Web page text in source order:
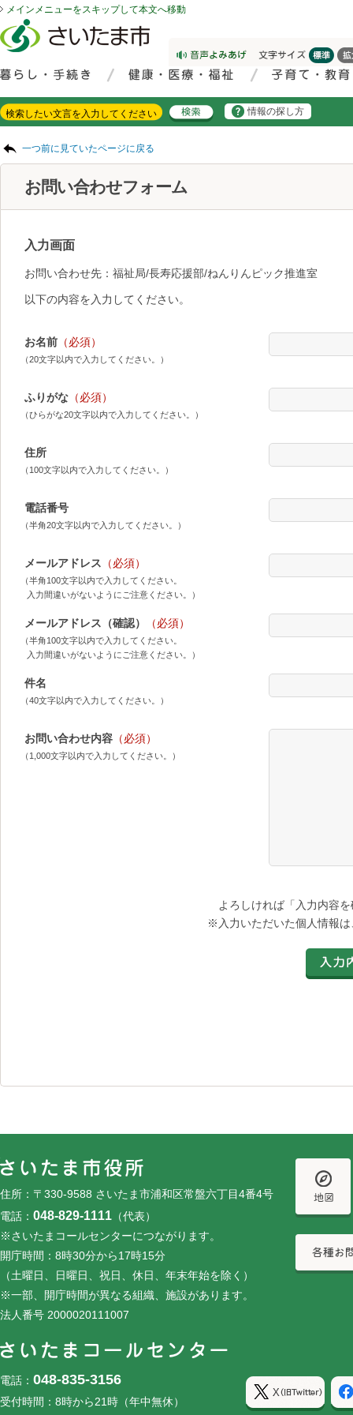
メインメニューをスキップして本文へ移動
情報の探し方
一つ前に見ていたページに戻る
お問い合わせフォーム
入力画面
お問い合わせ先：福祉局/長寿応援部/ねんりんピック推進室
以下の内容を入力してください。
お名前 （必須）
（20文字以内で入力してください。）
ふりがな （必須）
（ひらがな20文字以内で入力してください。）
住所
（100文字以内で入力してください。）
電話番号
（半角20文字以内で入力してください。）
メールアドレス （必須）
（半角100文字以内で入力してください。
入力間違いがないようにご注意ください。）
メールアドレス（確認） （必須）
（半角100文字以内で入力してください。
入力間違いがないようにご注意ください。）
件名
（40文字以内で入力してください。）
お問い合わせ内容 （必須）
（1,000文字以内で入力してください。）
よろしければ「入力内容
※入力いただいた個人情報
住所：〒330-9588 さいたま市浦和区常盤六丁目4番4号
電話： 048-829-1111 （代表）
※さいたまコールセンターにつながります。
開庁時間：8時30分から17時15分
（土曜日、日曜日、祝日、休日、年末年始を除く）
※一部、開庁時間が異なる組織、施設があります。
法人番号 2000020111007
電話： 048-835-3156
受付時間：8時から21時（年中無休）